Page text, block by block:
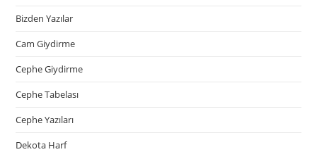
Bizden Yazılar
Cam Giydirme
Cephe Giydirme
Cephe Tabelası
Cephe Yazıları
Dekota Harf